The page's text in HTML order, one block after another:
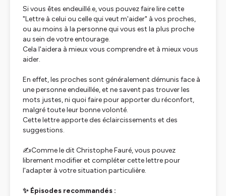
Si vous êtes endeuillé.e, vous pouvez faire lire cette
"Lettre à celui ou celle qui veut m'aider" à vos proches,
ou au moins à la personne qui vous est la plus proche
au sein de votre entourage.
Cela l'aidera à mieux vous comprendre et à mieux vous
aider.
En effet, les proches sont généralement démunis face à
une personne endeuillée, et ne savent pas trouver les
mots justes, ni quoi faire pour apporter du réconfort,
malgré toute leur bonne volonté.
Cette lettre apporte des éclaircissements et des
suggestions.
✍️Comme le dit Christophe Fauré, vous pouvez
librement modifier et compléter cette lettre pour
l'adapter à votre situation particulière.
✨ Épisodes recommandés :